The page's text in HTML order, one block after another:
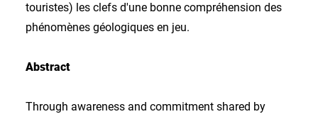
touristes) les clefs d'une bonne compréhension des
phénomènes géologiques en jeu.
Abstract
Through awareness and commitment shared by